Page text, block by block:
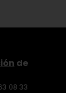
de
08 33